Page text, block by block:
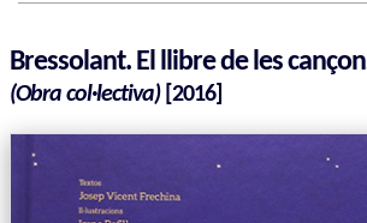
Bressolant. El llibre de les
(Obra col·lectiva)[2016]